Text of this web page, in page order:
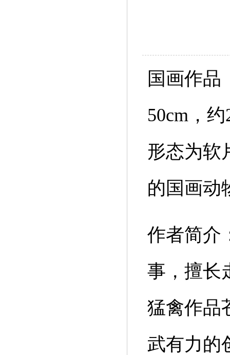
国画作品
50cm，
形态为软
的国画动
作者简介
事，擅长
猛禽作品
武有力的